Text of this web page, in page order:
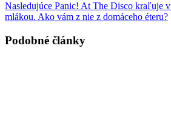
Nasledujúce Panic! At The Disco kraľuje
mlákou. Ako vám z nie z domáceho éteru?
Podobné články